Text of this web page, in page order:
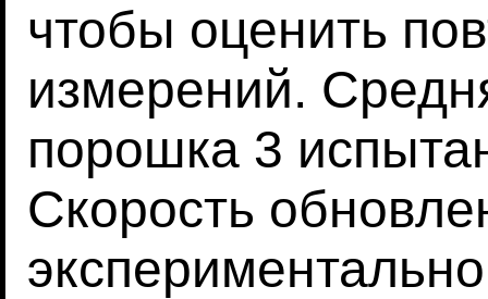
чтобы оценить
измерений.
порошка 3
Скорость